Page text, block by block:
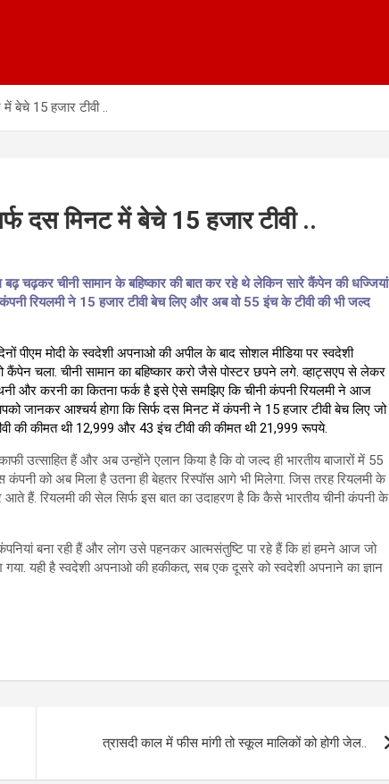
बेचे 15 हजार टीवी ..
दस मिनट में बेचे 15 हजार टीवी ..
बढ़ चढ़कर चीनी सामान के बहिष्कार की बात कर रहे थे लेकिन सारे कैंपेन की धज्जियां
रियलमी ने 15 हजार टीवी बेच लिए और अब वो 55 इंच के टीवी की भी जल्द
पीएम मोदी के स्वदेशी अपनाओ की अपील के बाद सोशल मीडिया पर स्वदेशी
चला. चीनी सामान का बहिष्कार करो जैसे पोस्टर छपने लगे. व्हाट्सएप से लेकर
और करनी का कितना फर्क है इसे ऐसे समझिए कि चीनी कंपनी रियलमी ने आज
जानकर आश्चर्य होगा कि सिर्फ दस मिनट में कंपनी ने 15 हजार टीवी बेच लिए जो
की कीमत थी 12,999 और 43 इंच टीवी की कीमत थी 21,999 रूपये.
उत्साहित हैं और अब उन्होंने एलान किया है कि वो जल्द ही भारतीय बाजारों में 55
कंपनी को अब मिला है उतना ही बेहतर रिस्पॉस आगे भी मिलेगा. जिस तरह रियलमी के
हैं. रियलमी की सेल सिर्फ इस बात का उदाहरण है कि कैसे भारतीय चीनी कंपनी के
कंपनियां बना रही हैं और लोग उसे पहनकर आत्मसंतुष्टि पा रहे हैं कि हां हमने आज जो
यही है स्वदेशी अपनाओ की हकीकत, सब एक दूसरे को स्वदेशी अपनाने का ज्ञान
त्रासदी काल में फीस मांगी तो स्कूल मालिकों को होगी जेल..